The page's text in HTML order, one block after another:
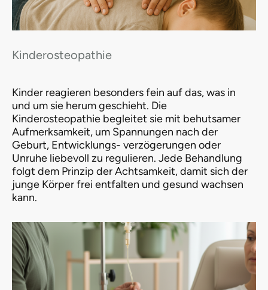
Kinderosteopathie
Kinder reagieren besonders fein auf das, was in
und um sie herum geschieht. Die
Kinderosteopathie begleitet sie mit behutsamer
Aufmerksamkeit, um Spannungen nach der
Geburt, Entwicklungs- verzögerungen oder
Unruhe liebevoll zu regulieren. Jede Behandlung
folgt dem Prinzip der Achtsamkeit, damit sich der
junge Körper frei entfalten und gesund wachsen
kann.